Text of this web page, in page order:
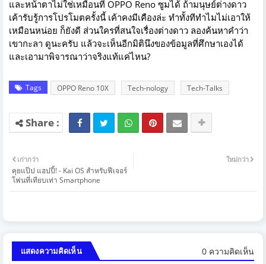
และหน้าตาไม่ใช่เหมือนที่ OPPO Reno ซูมได้ ถ้ามนุษย์ต่างดาว
เค้ารับรู้การโปรโมตครั้งนี้ เค้าคงมีเคืองล่ะ ทำทั้งทีทำไมไม่เอาให้
เหมือนหน่อย ก็ยังดี ส่วนใครที่สนใจเรื่องต่างดาว ลองค้นหาคำว่า
เขากะลา ดูนะครับ แล้วจะเห็นอีกมิตินึงของข้อมูลที่ศึกษาเองได้
และเอามาพิจารณาว่าจริงแท้แค่ไหน?
Tags OPPO Reno 10X Tech-nology Tech-Talks
ใหม่กว่า
เก่ากว่า
คุยแป๊ป แฮปปี้! - Kai OS สำหรับฟีเจอร์
โฟนที่เทียบเท่า Smartphone
แสดงความคิดเห็น 0 ความคิดเห็น